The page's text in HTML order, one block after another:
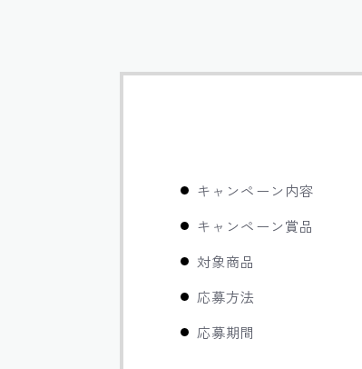
キャンペーン内容
キャンペーン賞品
対象商品
応募方法
応募期間